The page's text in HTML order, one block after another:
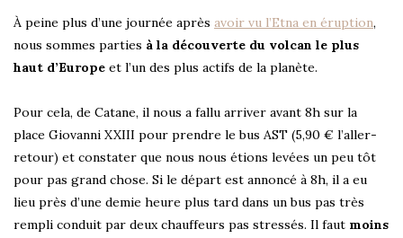
À peine plus d’une journée après avoir vu l’Etna en éruption,
nous sommes parties à la découverte du volcan le plus
haut d’Europe et l’un des plus actifs de la planète.
Pour cela, de Catane, il nous a fallu arriver avant 8h sur la
place Giovanni XXIII pour prendre le bus AST (5,90 € l’aller-
retour) et constater que nous nous étions levées un peu tôt
pour pas grand chose. Si le départ est annoncé à 8h, il a eu
lieu près d’une demie heure plus tard dans un bus pas très
rempli conduit par deux chauffeurs pas stressés. Il faut moins